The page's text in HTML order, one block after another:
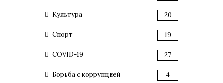
Культура 20
Спорт 19
COVID-19 27
Борьба с коррупцией 4